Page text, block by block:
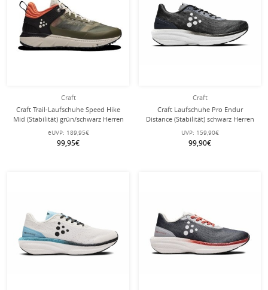
Craft
Craft Trail-Laufschuhe Speed Hike
Mid (Stabilität) grün/schwarz Herren
eUVP: 189,95€
99,95€
Craft
Craft Laufschuhe Pro Endur
Distance (Stabilität) schwarz Herren
UVP: 159,90€
99,90€